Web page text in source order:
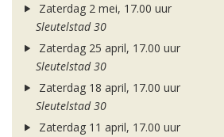
Zaterdag 2 mei, 17.00 uur
Sleutelstad 30
Zaterdag 25 april, 17.00 uur
Sleutelstad 30
Zaterdag 18 april, 17.00 uur
Sleutelstad 30
Zaterdag 11 april, 17.00 uur